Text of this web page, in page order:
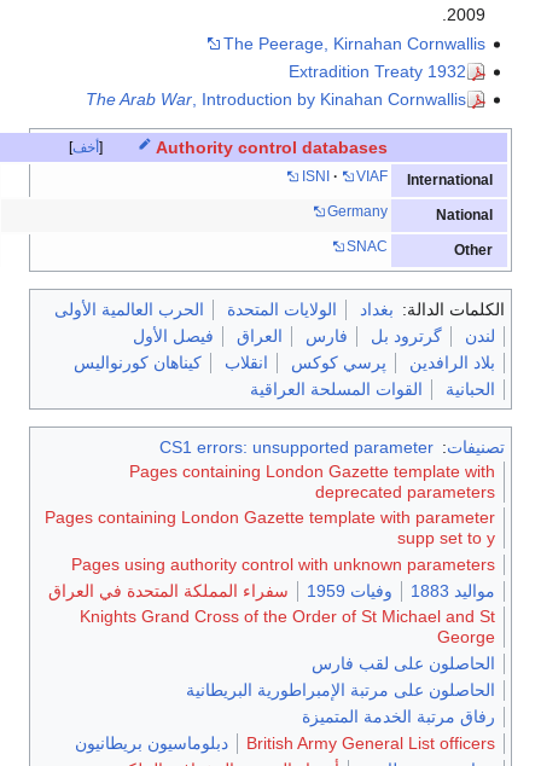
2009
.
The Peerage, Kirnahan Cornwallis
1932 Extradition Treaty
The Arab War, Introduction by Kinahan Cornwallis
أخف Authority control databases
International
ISNI VIAF
National
Germany
Other
SNAC
الكلمات الدالة: بغداد الولايات المتحدة
الحرب العالمية الأولى
لندن
گرترود بل فارس العراق
فيصل الأول
بلاد الرافدين
پرسي كوكس انقلاب
كيناهان كورنواليس
الحبانية
القوات المسلحة العراقية
تصنيفات:
CS1 errors: unsupported parameter
Pages containing London Gazette template with
deprecated parameters
Pages containing London Gazette template with parameter
supp set to y
Pages using authority control with unknown parameters
مواليد 1883
وفيات 1959
سفراء المملكة المتحدة في العراق
Knights Grand Cross of the Order of St Michael and St
George
الحاصلون على لقب فارس
الحاصلون على مرتبة الإمبراطورية البريطانية
رفاق مرتبة الخدمة المتميزة
British Army General List officers
دبلوماسيون بريطانيون